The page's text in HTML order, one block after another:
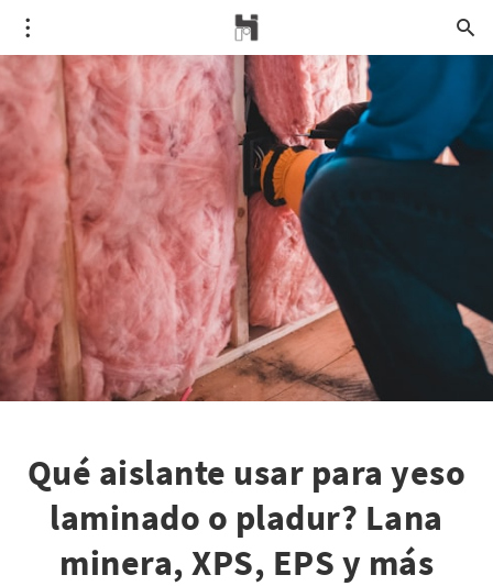
Qué aislante usar para yeso
laminado o pladur? Lana
minera, XPS, EPS y más